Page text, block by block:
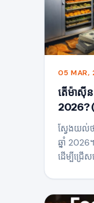
05 MAR,
តើម៉ាស៊ីន
2026?
ស្វែងយល់ថ
ឆ្នាំ 2026
ដើម្បីជ្រើ